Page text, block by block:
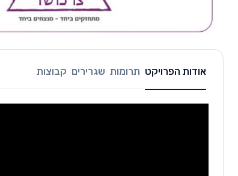
אודות הפרויקט תרומות שגרירים קבוצות